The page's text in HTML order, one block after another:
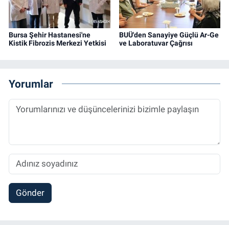
Bursa Şehir Hastanesi'ne
Kistik Fibrozis Merkezi Yetkisi
BUÜ'den Sanayiye Güçlü Ar-Ge
ve Laboratuvar Çağrısı
Yorumlar
Gönder